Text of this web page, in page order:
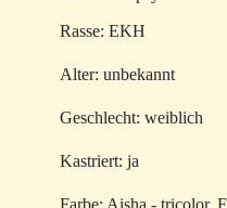
Rasse: EKH
Alter: unbekannt
Geschlecht: weiblich
Kastriert: ja